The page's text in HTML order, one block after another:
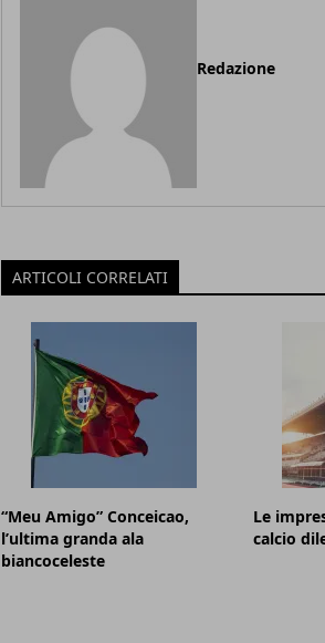
Redazione
ARTICOLI CORRELATI
“Meu Amigo” Conceicao,
l’ultima granda ala
biancoceleste
Le
calcio